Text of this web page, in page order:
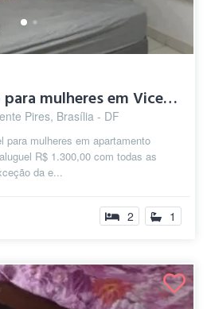
Quarto mobiliado para mulheres em Vicent...
Pires, Brasília - DF
para mulheres em apartamento
R$ 1.300,00 com todas as
da e...
2 1